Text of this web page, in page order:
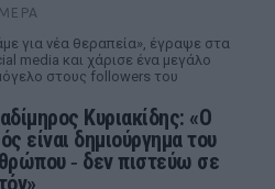
για νέα θεραπεία», έγραψε στα
media και χάρισε ένα μεγάλο
στους followers του
Κυριακίδης: «Ο
είναι δημιούργημα του
‑ δεν πιστεύω σε